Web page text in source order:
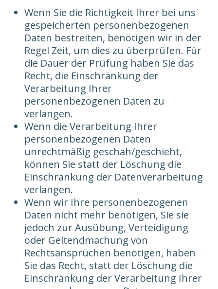
Wenn Sie die Richtigkeit Ihrer bei uns
gespeicherten personenbezogenen
Daten bestreiten, benötigen wir in der
Regel Zeit, um dies zu überprüfen. Für
die Dauer der Prüfung haben Sie das
Recht, die Einschränkung der
Verarbeitung Ihrer
personenbezogenen Daten zu
verlangen.
Wenn die Verarbeitung Ihrer
personenbezogenen Daten
unrechtmäßig geschah/geschieht,
können Sie statt der Löschung die
Einschränkung der Datenverarbeitung
verlangen.
Wenn wir Ihre personenbezogenen
Daten nicht mehr benötigen, Sie sie
jedoch zur Ausübung, Verteidigung
oder Geltendmachung von
Rechtsansprüchen benötigen, haben
Sie das Recht, statt der Löschung die
Einschränkung der Verarbeitung Ihrer